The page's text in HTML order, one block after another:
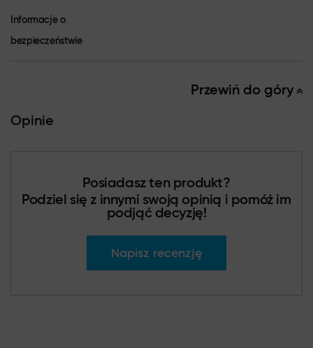
Informacje o
bezpieczeństwie
Przewiń do góry
Opinie
Posiadasz ten produkt?
Podziel się z innymi swoją opinią i pomóż im
podjąć decyzję!
Napisz recenzję